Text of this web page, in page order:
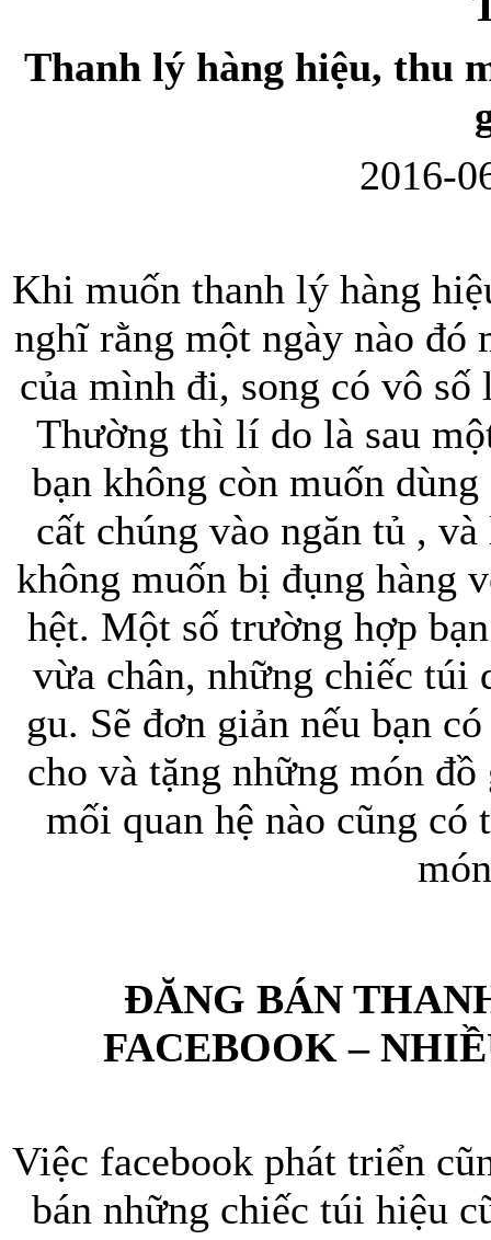
Bao da Samsung
Ốp lưng Samsung
Túi xách
Ốp lưng Sony
Bao da samsung
Bao da Samsung
Ốp lưng iPhone
Thanh lý hàng hiệu, thu
2016-
Khi muốn thanh lý hàng
nghĩ rằng một ngày nào đó
của mình đi, song có vô
Thường thì lí do là sau
bạn không còn muốn
cất chúng vào ngăn tủ ,
không muốn bị đụng hàng
hệt. Một số trường hợp
vừa chân, những chiếc túi
gu. Sẽ đơn giản nếu bạn
cho và tặng những món
mối quan hệ nào cũng có
ĐĂNG BÁN
FACEBOOK –
Việc facebook phát triển
bán những chiếc túi hiệu